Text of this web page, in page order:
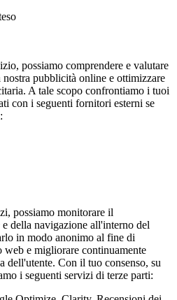
possiamo comprendere e valutare
pubblicità online e ottimizzare
A tale scopo confrontiamo i tuoi
con i seguenti fornitori esterni se
possiamo monitorare il
della navigazione all'interno del
in modo anonimo al fine di
web e migliorare continuamente
dell'utente. Con il tuo consenso, su
i seguenti servizi di terze parti: